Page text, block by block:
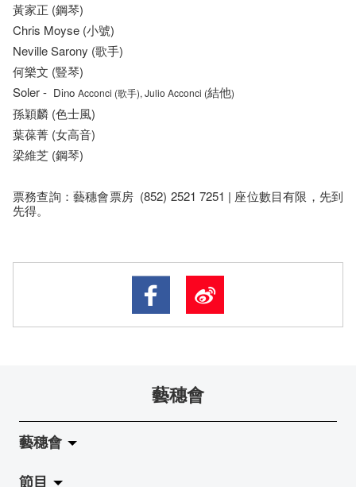
黃家正 (鋼琴)
Chris Moyse (小號)
Neville Sarony (歌手)
何樂文 (豎琴)
Soler - Dino Acconci (歌手), Julio Acconci (結他)
孫穎麟 (色士風)
葉葆菁 (女高音)
梁維芝 (鋼琴)
票務查詢：藝穗會票房 (852) 2521 7251 | 座位數目有限，先到
先得。
藝穗會
藝穗會
關於藝穗會
節目